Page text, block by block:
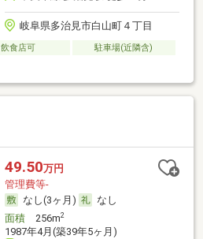
岐阜県多治見市白山町４丁目
飲食店可
駐車場(近隣含)
49.50万円
管理費等-
なし(3ヶ月)
なし
面積256m2
1987年4月(築39年5ヶ月)